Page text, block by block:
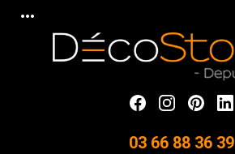
more_horiz
03 66 88 36 39